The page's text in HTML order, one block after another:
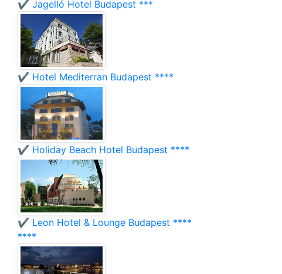
✔️ Jagelló Hotel Budapest ***
✔️ Hotel Mediterran Budapest ****
✔️ Holiday Beach Hotel Budapest ****
✔️ Leon Hotel & Lounge Budapest ****
****